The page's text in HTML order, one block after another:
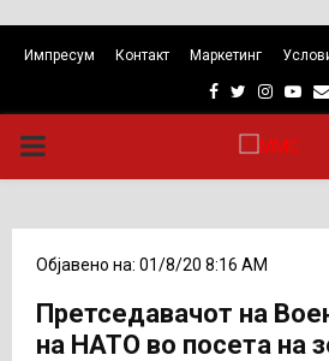
Импресум Контакт Маркетинг
Facebook
Twitter
PRIMARY
Објавено на: 01/8/20 8:16 AM
Претседавачот на
на НАТО во посета на